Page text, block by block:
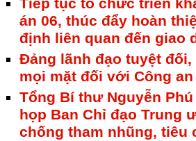
Tiếp tục tổ chức triển
án 06, thúc đẩy hoàn
định liên quan đến giao
Đảng lãnh đạo tuyệt
mọi mặt đối với Công
Tổng Bí thư Nguyễn
họp Ban Chỉ đạo Trung
chống tham nhũng, tiêu